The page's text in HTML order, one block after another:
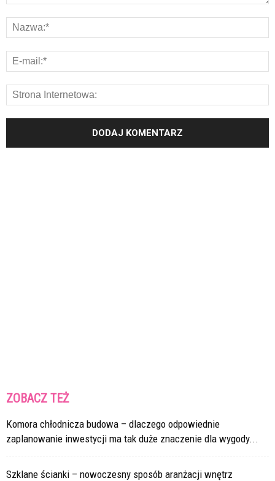
ZOBACZ TEŻ
Komora chłodnicza budowa – dlaczego odpowiednie
zaplanowanie inwestycji ma tak duże znaczenie dla wygody...
Szklane ścianki – nowoczesny sposób aranżacji wnętrz